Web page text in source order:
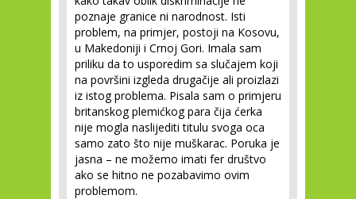
poznaje granice ni narodnost. Isti
problem, na primjer, postoji na Kosovu,
u Makedoniji i Crnoj Gori. Imala sam
priliku da to usporedim sa slučajem koji
na površini izgleda drugačije ali proizlazi
iz istog problema. Pisala sam o primjeru
britanskog plemićkog para čija ćerka
nije mogla naslijediti titulu svoga oca
samo zato što nije muškarac. Poruka je
jasna – ne možemo imati fer društvo
ako se hitno ne pozabavimo ovim
problemom.